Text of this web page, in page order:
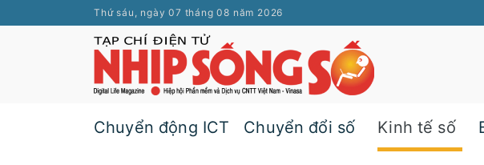
Thứ sáu, ngày 07 tháng 08 năm 2026
Chuyển động ICT Chuyển đổi số Kinh tế số